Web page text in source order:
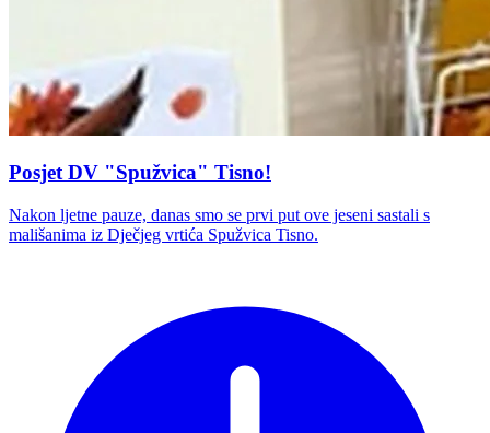
Posjet DV "Spužvica" Tisno!
Nakon ljetne pauze, danas smo se prvi put ove jeseni sastali s
mališanima iz Dječjeg vrtića Spužvica Tisno.